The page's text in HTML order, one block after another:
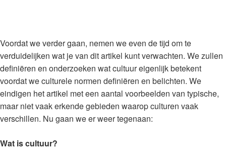
Voordat we verder gaan, nemen we even de tijd om te
verduidelijken wat je van dit artikel kunt verwachten. We zullen
definiëren en onderzoeken wat cultuur eigenlijk betekent
voordat we culturele normen definiëren en belichten. We
eindigen het artikel met een aantal voorbeelden van typische,
maar niet vaak erkende gebieden waarop culturen vaak
verschillen. Nu gaan we er weer tegenaan:
Wat is cultuur?